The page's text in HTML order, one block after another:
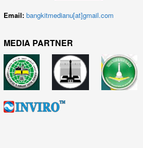
Email: bangkitmedianu[at]gmail.com
MEDIA PARTNER